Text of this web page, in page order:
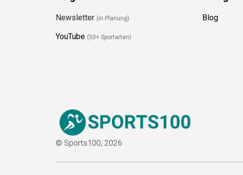
Folge Uns Kategorien